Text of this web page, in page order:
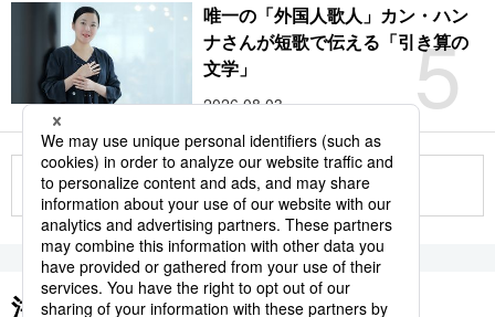
5
唯一の「外国人歌人」カン・ハン
ナさんが短歌で伝える「引き算の
文学」
2026.08.03
もっと見る
注目のキーワード